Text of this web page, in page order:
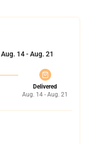
Aug. 14 - Aug. 21
Delivered
Aug. 14 - Aug. 21